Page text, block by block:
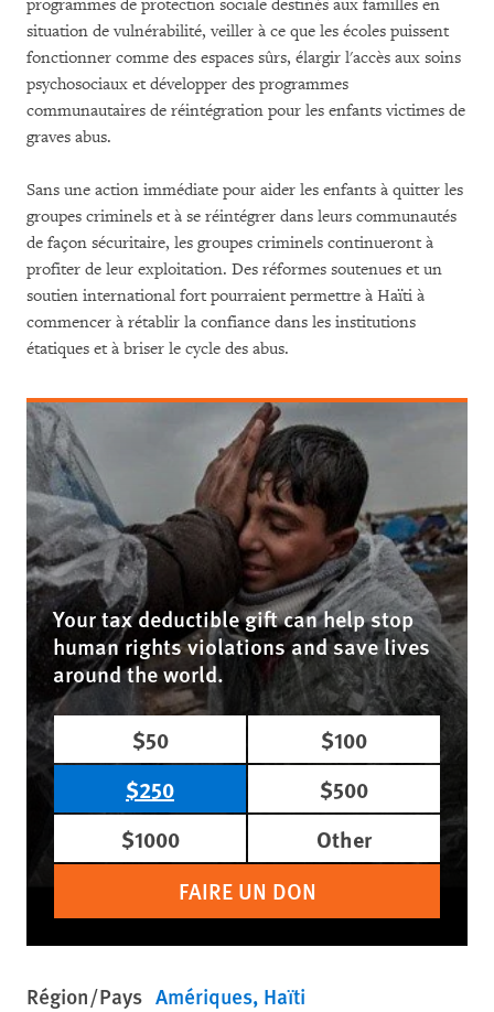
programmes de protection sociale destinés aux familles en
situation de vulnérabilité, veiller à ce que les écoles puissent
fonctionner comme des espaces sûrs, élargir l'accès aux soins
psychosociaux et développer des programmes
communautaires de réintégration pour les enfants victimes de
graves abus.
Sans une action immédiate pour aider les enfants à quitter les
groupes criminels et à se réintégrer dans leurs communautés
de façon sécuritaire, les groupes criminels continueront à
profiter de leur exploitation. Des réformes soutenues et un
soutien international fort pourraient permettre à Haïti à
commencer à rétablir la confiance dans les institutions
étatiques et à briser le cycle des abus.
Your tax deductible gift can help stop
human rights violations and save lives
around the world.
$50
$100
$250
$500
$1000
Other
FAIRE UN DON
Région/Pays Amériques Haïti